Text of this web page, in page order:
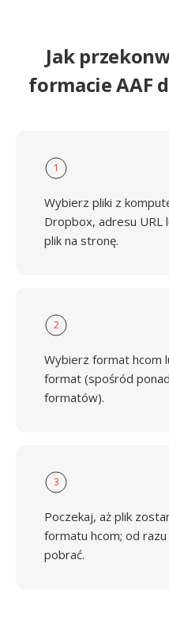
Jak
formacie AAF
1
Wybierz pliki z
Dropbox, adresu URL
plik na stronę.
2
Wybierz format hcom
format (spośród
formatów).
3
Poczekaj, aż plik
formatu hcom; od
pobrać.